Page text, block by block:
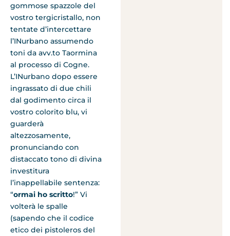
gommose spazzole del
vostro tergicristallo, non
tentate d’intercettare
l’INurbano assumendo
toni da avv.to Taormina
al processo di Cogne.
L’INurbano dopo essere
ingrassato di due chili
dal godimento circa il
vostro colorito blu, vi
guarderà
altezzosamente,
pronunciando con
distaccato tono di divina
investitura
l’inappellabile sentenza:
“ormai ho scritto!” Vi
volterà le spalle
(sapendo che il codice
etico dei pistoleros del